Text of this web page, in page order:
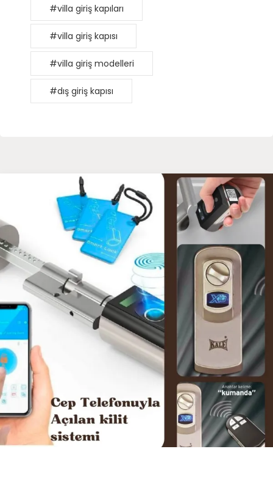
#villa giriş kapıları
#villa giriş kapısı
#villa giriş modelleri
#dış giriş kapısı